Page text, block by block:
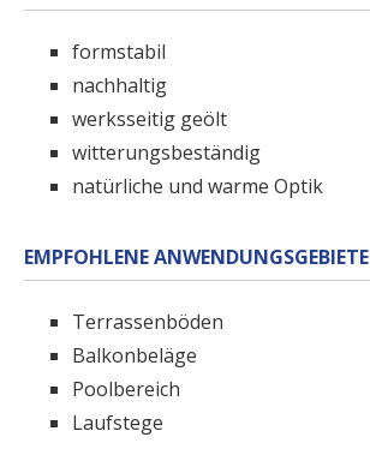
formstabil
nachhaltig
werksseitig geölt
witterungsbeständig
natürliche und warme Optik
EMPFOHLENE ANWENDUNGSGEBIETE
Terrassenböden
Balkonbeläge
Poolbereich
Laufstege